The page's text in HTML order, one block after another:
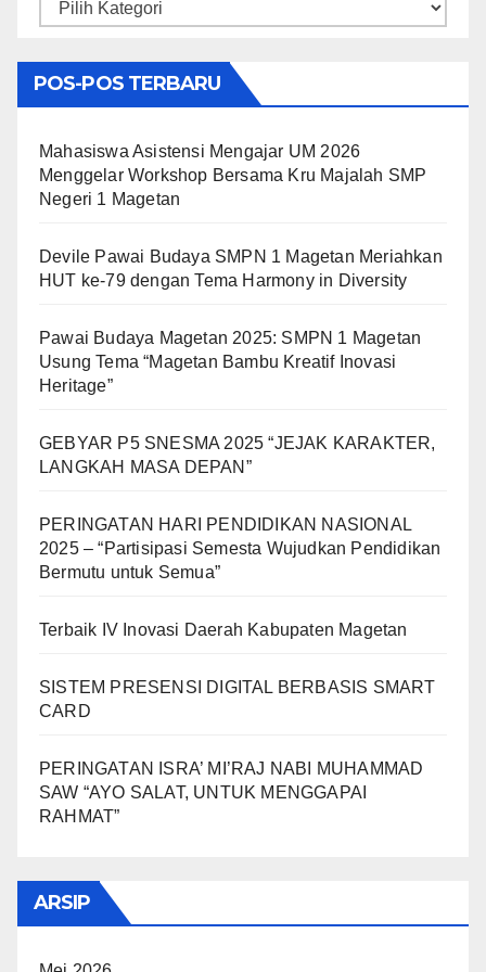
Kategori
POS-POS TERBARU
Mahasiswa Asistensi Mengajar UM 2026
Menggelar Workshop Bersama Kru Majalah SMP
Negeri 1 Magetan
Devile Pawai Budaya SMPN 1 Magetan Meriahkan
HUT ke-79 dengan Tema Harmony in Diversity
Pawai Budaya Magetan 2025: SMPN 1 Magetan
Usung Tema “Magetan Bambu Kreatif Inovasi
Heritage”
GEBYAR P5 SNESMA 2025 “JEJAK KARAKTER,
LANGKAH MASA DEPAN”
PERINGATAN HARI PENDIDIKAN NASIONAL
2025 – “Partisipasi Semesta Wujudkan Pendidikan
Bermutu untuk Semua”
Terbaik IV Inovasi Daerah Kabupaten Magetan
SISTEM PRESENSI DIGITAL BERBASIS SMART
CARD
PERINGATAN ISRA’ MI’RAJ NABI MUHAMMAD
SAW “AYO SALAT, UNTUK MENGGAPAI
RAHMAT”
ARSIP